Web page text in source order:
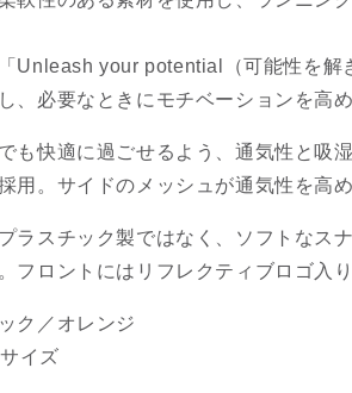
Unleash your potential（可能性を解
、必要なときにモチベーションを高め
も快適に過ごせるよう、通気性と吸
用。サイドのメッシュが通気性を高め
ラスチック製ではなく、ソフトなス
フロントにはリフレクティブロゴ入り
ク／オレンジ
イズ